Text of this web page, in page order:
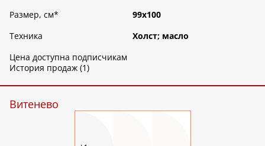
Размер, см*
99х100
Техника
Холст; масло
Цена доступна подписчикам
История продаж (1)
Витенево